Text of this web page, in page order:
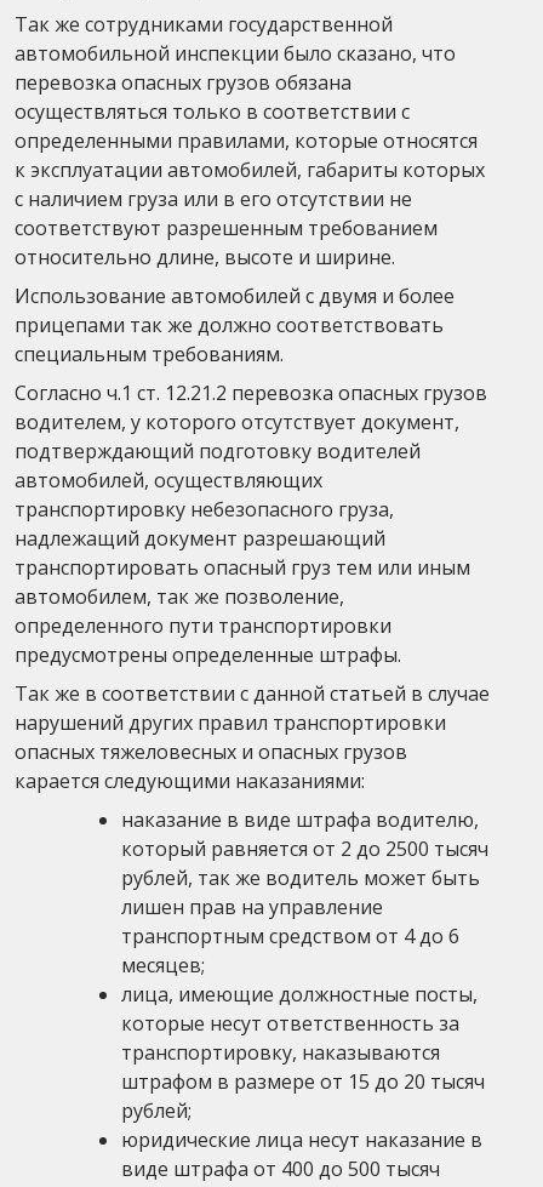
Так же сотрудниками государственной
автомобильной инспекции было сказано, что
перевозка опасных грузов обязана
осуществляться только в соответствии с
определенными правилами, которые относятся
к эксплуатации автомобилей, габариты которых
с наличием груза или в его отсутствии не
соответствуют разрешенным требованием
относительно длине, высоте и ширине.
Использование автомобилей с двумя и более
прицепами так же должно соответствовать
специальным требованиям.
Согласно ч.1 ст. 12.21.2 перевозка опасных грузов
водителем, у которого отсутствует документ,
подтверждающий подготовку водителей
автомобилей, осуществляющих
транспортировку небезопасного груза,
надлежащий документ разрешающий
транспортировать опасный груз тем или иным
автомобилем, так же позволение,
определенного пути транспортировки
предусмотрены определенные штрафы.
Так же в соответствии с данной статьей в случае
нарушений других правил транспортировки
опасных тяжеловесных и опасных грузов
карается следующими наказаниями:
наказание в виде штрафа водителю,
который равняется от 2 до 2500 тысяч
рублей, так же водитель может быть
лишен прав на управление
транспортным средством от 4 до 6
месяцев;
лица, имеющие должностные посты,
которые несут ответственность за
транспортировку, наказываются
штрафом в размере от 15 до 20 тысяч
рублей;
юридические лица несут наказание в
виде штрафа от 400 до 500 тысяч